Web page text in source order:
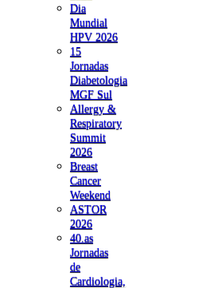
Dia
Mundial
HPV 2026
15
Jornadas
Diabetologia
MGF Sul
Allergy &
Respiratory
Summit
2026
Breast
Cancer
Weekend
ASTOR
2026
40.as
Jornadas
de
Cardiologia,